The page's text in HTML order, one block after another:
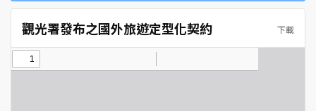
觀光署發布之國外旅遊定型化契約 下載